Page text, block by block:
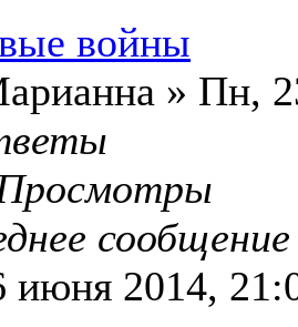
войны
» Пн,
июня 2014,